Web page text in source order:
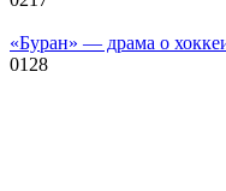
«Буран» — драма о
0128